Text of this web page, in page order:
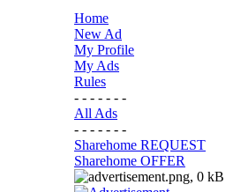
Home
New Ad
My Profile
My Ads
Rules
- - - - - - -
All Ads
- - - - - - -
Sharehome REQUEST
Sharehome OFFER